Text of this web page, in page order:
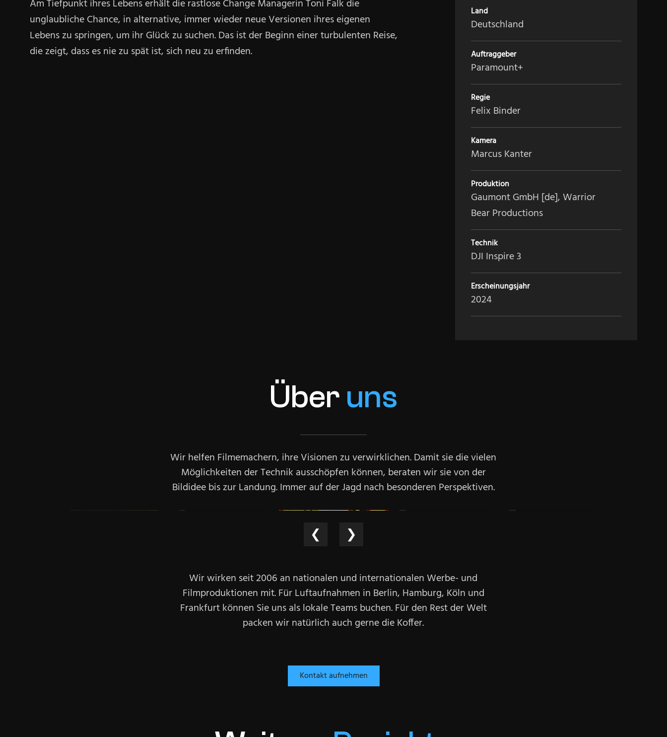
Am Tiefpunkt ihres Lebens erhält die rastlose Change Managerin Toni Falk die
unglaubliche Chance, in alternative, immer wieder neue Versionen ihres eigenen
Lebens zu springen, um ihr Glück zu suchen. Das ist der Beginn einer turbulenten Reise,
die zeigt, dass es nie zu spät ist, sich neu zu erfinden.
Land
Deutschland
Auftraggeber
Paramount+
Regie
Felix Binder
Kamera
Marcus Kanter
Produktion
Gaumont GmbH [de], Warrior
Bear Productions
Technik
DJI Inspire 3
Erscheinungsjahr
2024
Über uns
Wir helfen Filmemachern, ihre Visionen zu verwirklichen. Damit sie die vielen
Möglichkeiten der Technik ausschöpfen können, beraten wir sie von der
Bildidee bis zur Landung. Immer auf der Jagd nach besonderen Perspektiven.
❮ ❯
Wir wirken seit 2006 an nationalen und internationalen Werbe- und
Filmproduktionen mit. Für Luftaufnahmen in Berlin, Hamburg, Köln und
Frankfurt können Sie uns als lokale Teams buchen. Für den Rest der Welt
packen wir natürlich auch gerne die Koffer.
Kontakt aufnehmen